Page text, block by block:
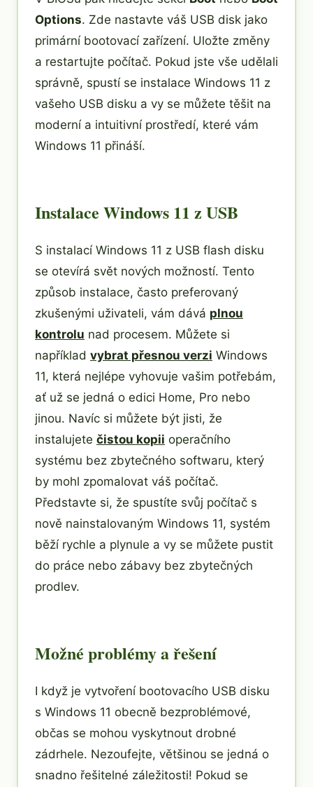
Options. Zde nastavte váš USB disk jako
primární bootovací zařízení. Uložte změny
a restartujte počítač. Pokud jste vše udělali
správně, spustí se instalace Windows 11 z
vašeho USB disku a vy se můžete těšit na
moderní a intuitivní prostředí, které vám
Windows 11 přináší.
Instalace Windows 11 z USB
S instalací Windows 11 z USB flash disku
se otevírá svět nových možností. Tento
způsob instalace, často preferovaný
zkušenými uživateli, vám dává plnou
kontrolu nad procesem. Můžete si
například vybrat přesnou verzi Windows
11, která nejlépe vyhovuje vašim potřebám,
ať už se jedná o edici Home, Pro nebo
jinou. Navíc si můžete být jisti, že
instalujete čistou kopii operačního
systému bez zbytečného softwaru, který
by mohl zpomalovat váš počítač.
Představte si, že spustíte svůj počítač s
nově nainstalovaným Windows 11, systém
běží rychle a plynule a vy se můžete pustit
do práce nebo zábavy bez zbytečných
prodlev.
Možné problémy a řešení
I když je vytvoření bootovacího USB disku
s Windows 11 obecně bezproblémové,
občas se mohou vyskytnout drobné
zádrhele. Nezoufejte, většinou se jedná o
snadno řešitelné záležitosti! Pokud se